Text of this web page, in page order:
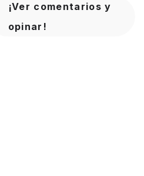
¡Ver comentarios y
opinar!